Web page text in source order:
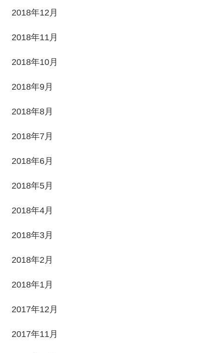
2018年12月
2018年11月
2018年10月
2018年9月
2018年8月
2018年7月
2018年6月
2018年5月
2018年4月
2018年3月
2018年2月
2018年1月
2017年12月
2017年11月